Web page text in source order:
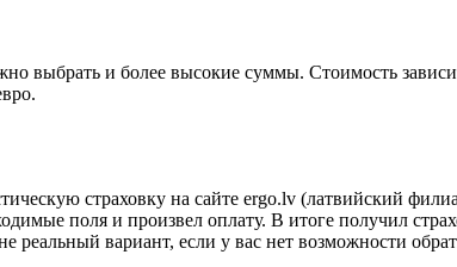
выбрать и более высокие суммы. Стоимость
страховку на сайте ergo.lv (латвийский
поля и произвел оплату. В итоге получил
реальный вариант, если у вас нет возможности